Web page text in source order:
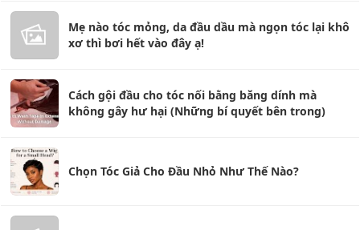
Mẹ nào tóc mỏng, da đầu dầu mà ngọn tóc lại khô
xơ thì bơi hết vào đây ạ!
Cách gội đầu cho tóc nối bằng băng dính mà
không gây hư hại (Những bí quyết bên trong)
Chọn Tóc Giả Cho Đầu Nhỏ Như Thế Nào?